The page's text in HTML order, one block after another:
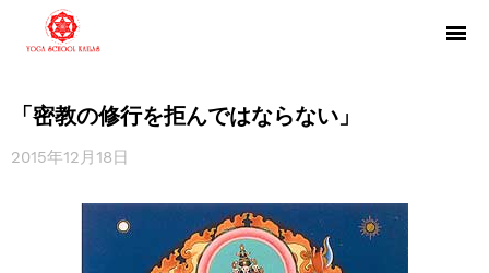
「密教の修行を拒んではならない」
2015年12月18日